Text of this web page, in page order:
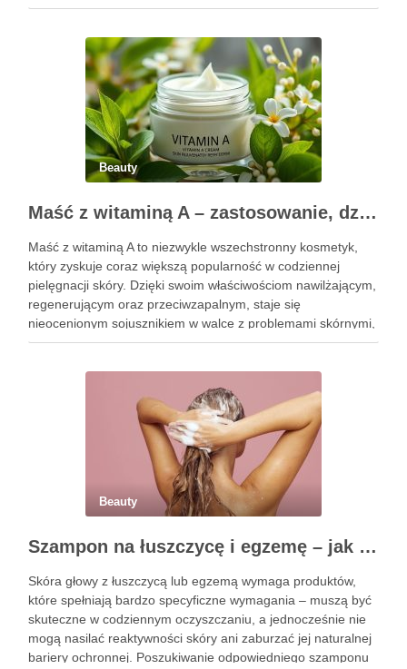
Pierwsze godziny i dni po zabiegu mają znaczenie dla
Beauty
Maść z witaminą A – zastosowanie, działanie i bezpieczeństwo stosowania
Maść z witaminą A to niezwykle wszechstronny kosmetyk,
który zyskuje coraz większą popularność w codziennej
pielęgnacji skóry. Dzięki swoim właściwościom nawilżającym,
regenerującym oraz przeciwzapalnym, staje się
nieocenionym sojusznikiem w walce z problemami skórnymi,
takimi jak zmarszczki, trądzik czy podrażnienia. Jej działanie
Beauty
Szampon na łuszczycę i egzemę – jak świadomie dobierać produkty przy wrażliwej skórze głowy?
Skóra głowy z łuszczycą lub egzemą wymaga produktów,
które spełniają bardzo specyficzne wymagania – muszą być
skuteczne w codziennym oczyszczaniu, a jednocześnie nie
mogą nasilać reaktywności skóry ani zaburzać jej naturalnej
bariery ochronnej. Poszukiwanie odpowiedniego szamponu